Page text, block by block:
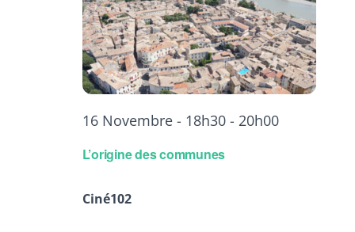
L’origine des communes
16 Novembre - 18h30- 20h00
Ciné102